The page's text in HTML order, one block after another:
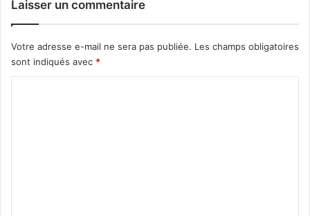
Laisser un commentaire
Votre adresse e-mail ne sera pas publiée. Les champs obligatoires
sont indiqués avec *